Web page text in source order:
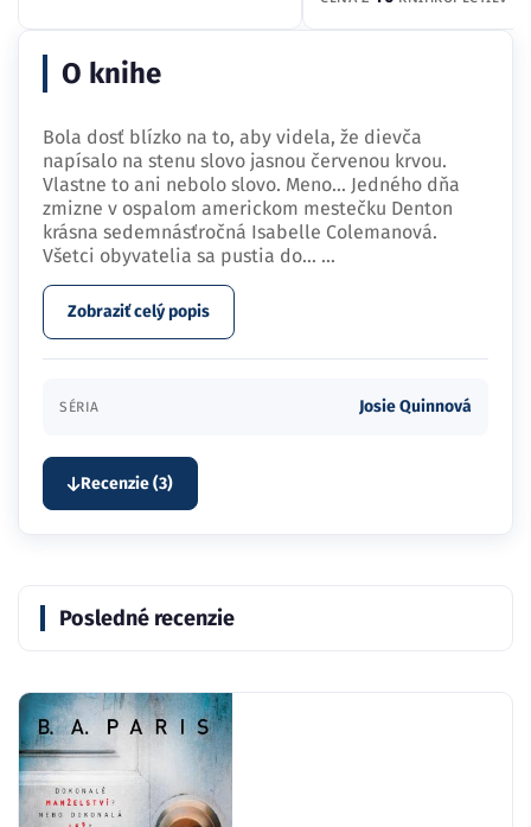
O knihe
Bola dosť blízko na to, aby videla, že dievča
napísalo na stenu slovo jasnou červenou krvou.
Vlastne to ani nebolo slovo. Meno... Jedného dňa
zmizne v ospalom americkom mestečku Denton
krásna sedemnásťročná Isabelle Colemanová.
Všetci obyvatelia sa pustia do… ...
Zobraziť celý popis
SÉRIA Josie Quinnová
Recenzie (3)
Posledné recenzie